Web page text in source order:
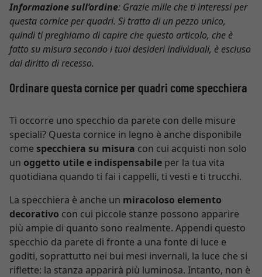
Informazione sull’ordine: Grazie mille che ti interessi per
questa cornice per quadri. Si tratta di un pezzo unico,
quindi ti preghiamo di capire che questo articolo, che è
fatto su misura secondo i tuoi desideri individuali, è escluso
dal diritto di recesso.
Ordinare questa cornice per quadri come specchiera
Ti occorre uno specchio da parete con delle misure
speciali? Questa cornice in legno è anche disponibile
come specchiera su misura con cui acquisti non solo
un oggetto utile e indispensabile per la tua vita
quotidiana quando ti fai i cappelli, ti vesti e ti trucchi.
La specchiera è anche un miracoloso elemento
decorativo con cui piccole stanze possono apparire
più ampie di quanto sono realmente. Appendi questo
specchio da parete di fronte a una fonte di luce e
goditi, soprattutto nei bui mesi invernali, la luce che si
riflette: la stanza apparirà più luminosa. Intanto, non è